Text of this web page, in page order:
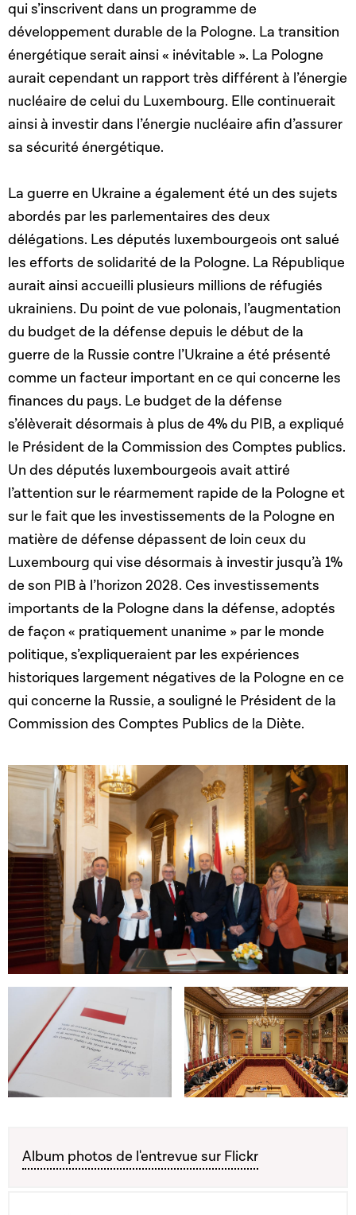
qui s’inscrivent dans un programme de
développement durable de la Pologne. La transition
énergétique serait ainsi « inévitable ». La Pologne
aurait cependant un rapport très différent à l’énergie
nucléaire de celui du Luxembourg. Elle continuerait
ainsi à investir dans l’énergie nucléaire afin d’assurer
sa sécurité énergétique.
La guerre en Ukraine a également été un des sujets
abordés par les parlementaires des deux
délégations. Les députés luxembourgeois ont salué
les efforts de solidarité de la Pologne. La République
aurait ainsi accueilli plusieurs millions de réfugiés
ukrainiens. Du point de vue polonais, l’augmentation
du budget de la défense depuis le début de la
guerre de la Russie contre l’Ukraine a été présenté
comme un facteur important en ce qui concerne les
finances du pays. Le budget de la défense
s’élèverait désormais à plus de 4% du PIB, a expliqué
le Président de la Commission des Comptes publics.
Un des députés luxembourgeois avait attiré
l’attention sur le réarmement rapide de la Pologne et
sur le fait que les investissements de la Pologne en
matière de défense dépassent de loin ceux du
Luxembourg qui vise désormais à investir jusqu’à 1%
de son PIB à l’horizon 2028. Ces investissements
importants de la Pologne dans la défense, adoptés
de façon « pratiquement unanime » par le monde
politique, s’expliqueraient par les expériences
historiques largement négatives de la Pologne en ce
qui concerne la Russie, a souligné le Président de la
Commission des Comptes Publics de la Diète.
Open image in gallery
Open image in gallery Open image in gallery
Album photos de l'entrevue sur Flickr